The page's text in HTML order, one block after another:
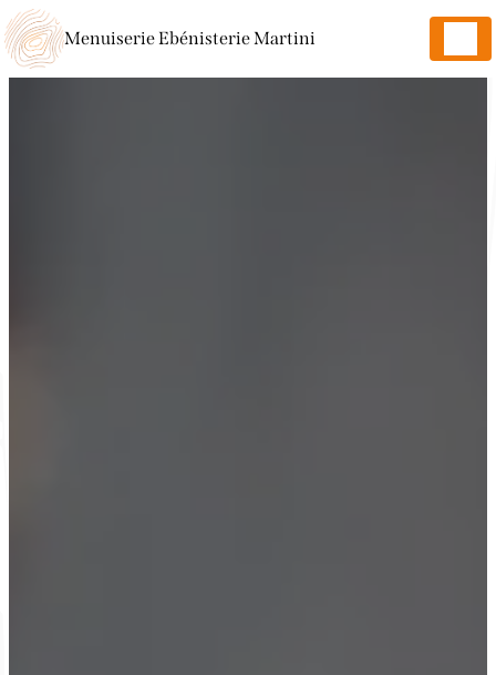
Menuiserie Ebénisterie Martini
Panneau de gestion des cookies